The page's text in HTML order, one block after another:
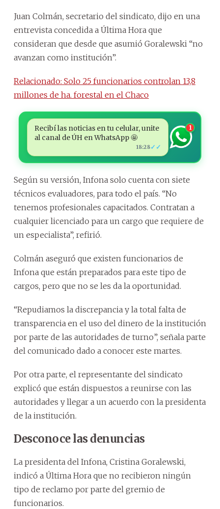
Juan Colmán, secretario del sindicato, dijo en una
entrevista concedida a Última Hora que
consideran que desde que asumió Goralewski “no
avanzan como institución”.
Relacionado: Solo 25 funcionarios controlan 13,8
millones de ha. forestal en el Chaco
Recibí las noticias en tu celular, unite
al canal de ÚH en WhatsApp 🤩
18:28✓✓
1
Según su versión, Infona solo cuenta con siete
técnicos evaluadores, para todo el país. “No
tenemos profesionales capacitados. Contratan a
cualquier licenciado para un cargo que requiere de
un especialista”, refirió.
Colmán aseguró que existen funcionarios de
Infona que están preparados para este tipo de
cargos, pero que no se les da la oportunidad.
“Repudiamos la discrepancia y la total falta de
transparencia en el uso del dinero de la institución
por parte de las autoridades de turno”, señala parte
del comunicado dado a conocer este martes.
Por otra parte, el representante del sindicato
explicó que están dispuestos a reunirse con las
autoridades y llegar a un acuerdo con la presidenta
de la institución.
Desconoce las denuncias
La presidenta del Infona, Cristina Goralewski,
indicó a Última Hora que no recibieron ningún
tipo de reclamo por parte del gremio de
funcionarios.